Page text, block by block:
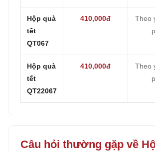
Hộp quà
tết
QT067
410,000đ
Theo
Hộp quà
tết
QT22067
410,000đ
Theo
Câu hỏi thường gặp về